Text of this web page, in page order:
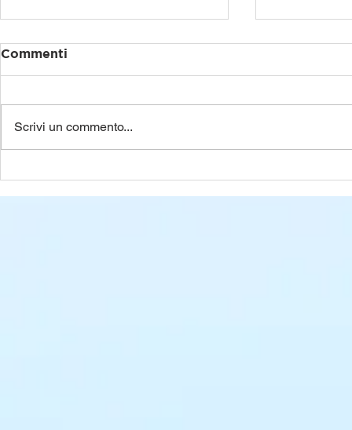
salute e
Commenti
Scrivi un commento...